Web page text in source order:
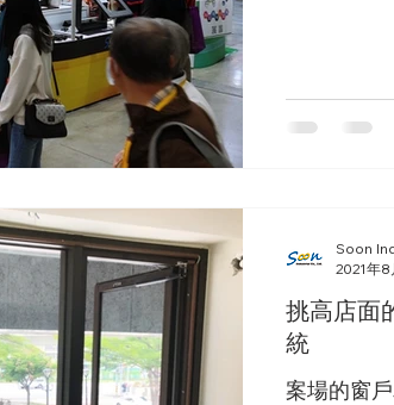
挑高店面
統
案場的窗
Soon
2021年8